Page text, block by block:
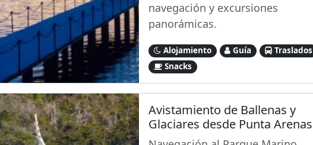
navegación y excursiones
panorámicas.
Alojamiento Guía
Traslados
Snacks
Avistamiento de Ballenas y
Glaciares desde Punta Arenas